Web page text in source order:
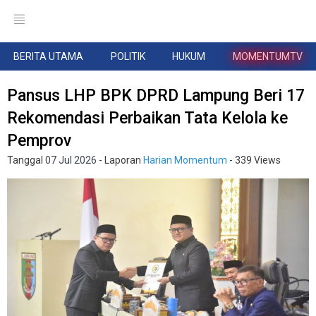
BERITA UTAMA POLITIK HUKUM MOMENTUMTV
Pansus LHP BPK DPRD Lampung Beri 17
Rekomendasi Perbaikan Tata Kelola ke
Pemprov
Tanggal 07 Jul 2026 - Laporan Harian Momentum - 339 Views